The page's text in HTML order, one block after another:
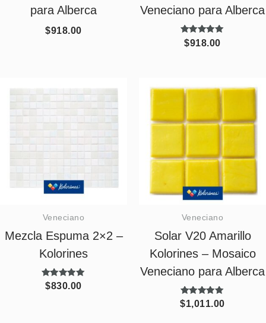
para Alberca
$918.00
Veneciano para Alberca
Valorado
con
$918.00
Veneciano
Mezcla Espuma 2×2 –
Kolorines
Valorado
con
$830.00
Veneciano
Solar V20 Amarillo
Kolorines – Mosaico
Veneciano para Alberca
Valorado
con
$1,011.00